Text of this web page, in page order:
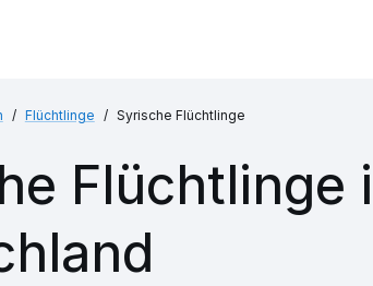
Flüchtlinge Syrische Flüchtlinge
Flüchtlinge